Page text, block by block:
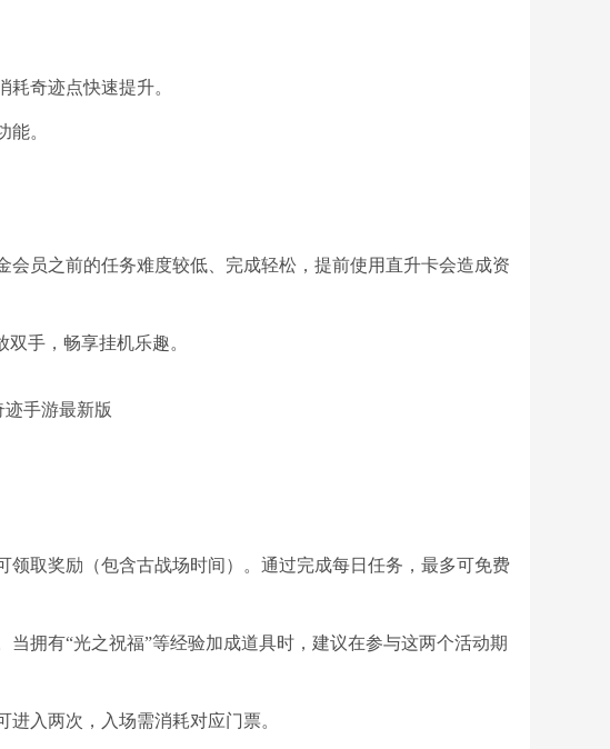
奇迹点快速提升。
。
员之前的任务难度较低、完成轻松，提前使用直升卡会造成资
手，畅享挂机乐趣。
取奖励（包含古战场时间）。通过完成每日任务，最多可免费
拥有“光之祝福”等经验加成道具时，建议在参与这两个活动期
入两次，入场需消耗对应门票。